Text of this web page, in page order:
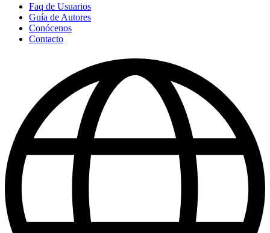
Faq de Usuarios
Guía de Autores
Conócenos
Contacto